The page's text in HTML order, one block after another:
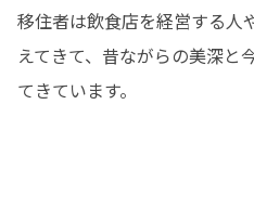
移住者は飲食店を経営する人
えてきて、昔ながらの美深と
てきています。